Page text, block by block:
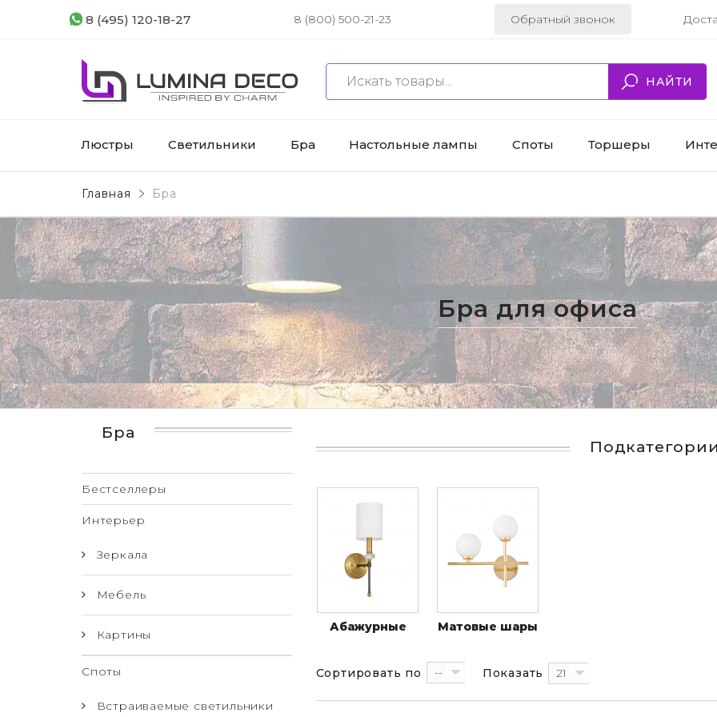
8 (495) 120-18-27 8 (800) 500-21-23 Обратный звонок
НАЙТИ
Люстры Светильники Бра Настольные лампы Споты Торшеры
Главная Бра
Бра для офиса
Бра
Бестселлеры
Интерьер
Зеркала
Мебель
Картины
Споты
Встраиваемые светильники
Абажурные Матовые шары
Сортировать по -- Показать 21